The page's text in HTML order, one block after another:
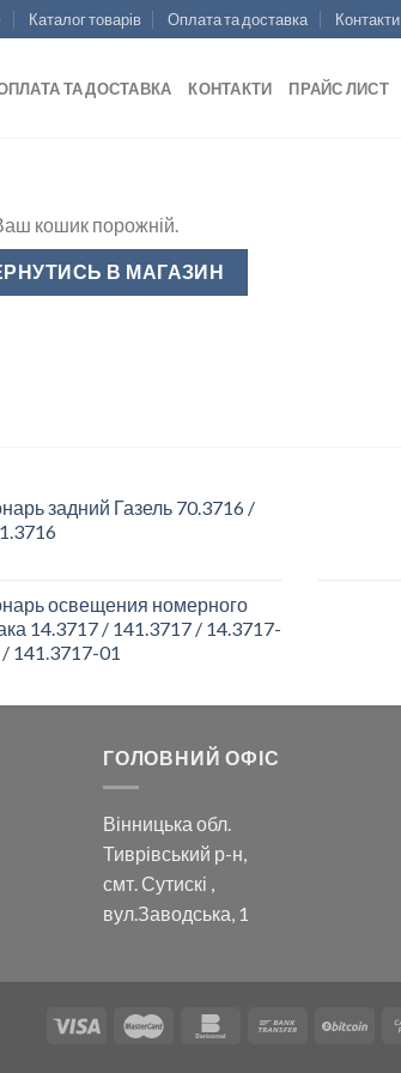
Каталог товарів Оплата та доставка Контакти
ТА ДОСТАВКА КОНТАКТИ ПРАЙС ЛИСТ
кошик порожній.
В МАГАЗИН
задний Газель 70.3716 /
освещения номерного
14.3717 / 141.3717 / 14.3717-
141.3717-01
ГОЛОВНИЙ ОФІС
Вінницька обл.
Тиврівський р-н,
смт. Сутискі ,
вул.Заводська, 1